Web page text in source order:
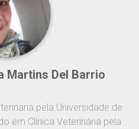
Martins Del Barrio
pela Universidade de
em Clínica Veterinária pela